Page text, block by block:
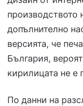
производството
допълнително
версията, че
България,
кирилицата не е
По данни на